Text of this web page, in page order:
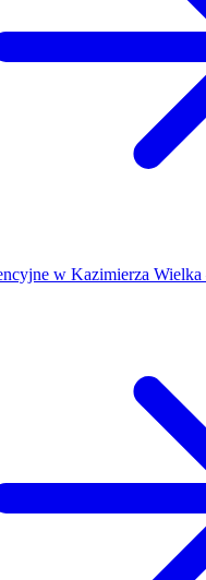
w Kazimierza